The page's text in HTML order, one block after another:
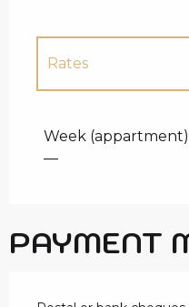
Rates
Week (appartment)
—
PAYMENT